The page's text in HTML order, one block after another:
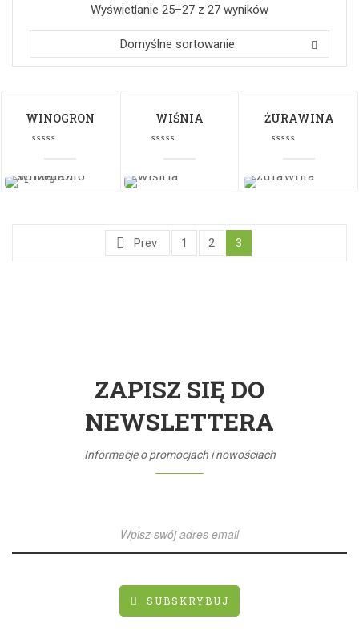
Wyświetlanie 25–27 z 27 wyników
Domyślne sortowanie
WINOGRON WIŚNIA ŻURAWINA
Prev 1 2 3
ZAPISZ SIĘ DO
NEWSLETTERA
Informacje o promocjach i nowościach
SUBSKRYBUJ